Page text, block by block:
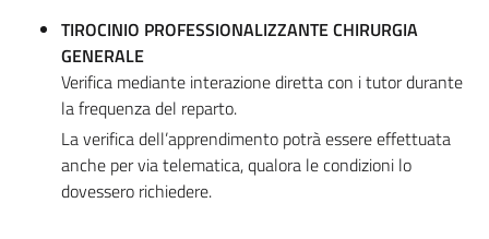
TIROCINIO PROFESSIONALIZZANTE CHIRURGIA
GENERALE
Verifica mediante interazione diretta con i tutor durante
la frequenza del reparto.
La verifica dell’apprendimento potrà essere effettuata
anche per via telematica, qualora le condizioni lo
dovessero richiedere.